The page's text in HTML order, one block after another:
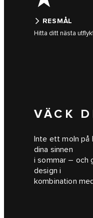
RESMÅL
Hitta ditt nästa
VÄCK
Inte ett moln på
dina sinnen
i sommar – och
design i
kombination